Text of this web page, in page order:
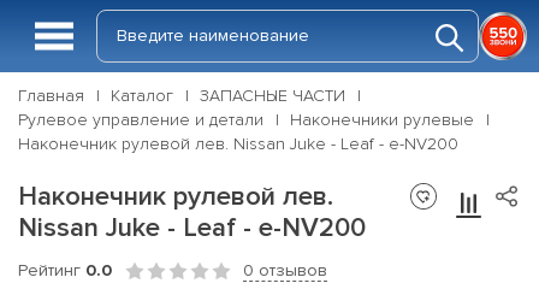
Главная Каталог
ЗАПАСНЫЕ ЧАСТИ
Рулевое управление и детали
Наконечники рулевые
Наконечник рулевой лев. Nissan Juke - Leaf - e-NV200
Наконечник рулевой лев.
Nissan Juke - Leaf - e-NV200
Рейтинг 0.0 0 отзывов